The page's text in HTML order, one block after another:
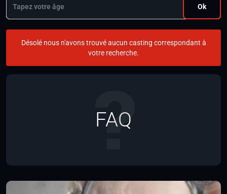
Ok
Désolé nous n'avons trouvé aucun casting correspondant à
votre recherche.
FAQ